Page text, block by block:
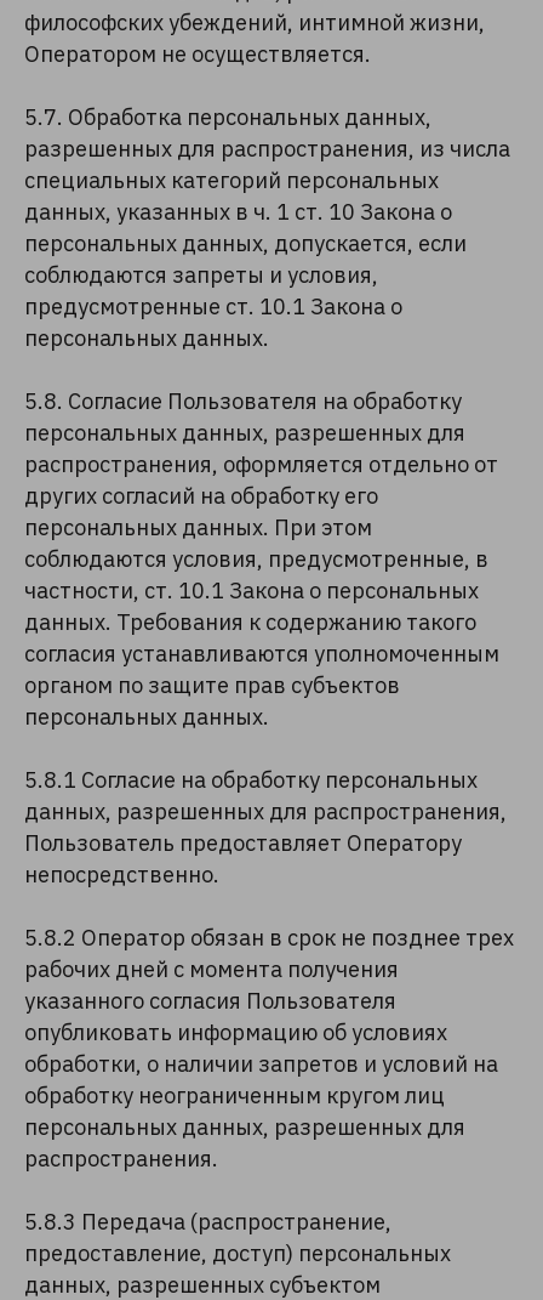
философских убеждений, интимной жизни,
Оператором не осуществляется.
5.7. Обработка персональных данных,
разрешенных для распространения, из числа
специальных категорий персональных
данных, указанных в ч. 1 ст. 10 Закона о
персональных данных, допускается, если
соблюдаются запреты и условия,
предусмотренные ст. 10.1 Закона о
персональных данных.
5.8. Согласие Пользователя на обработку
персональных данных, разрешенных для
распространения, оформляется отдельно от
других согласий на обработку его
персональных данных. При этом
соблюдаются условия, предусмотренные, в
частности, ст. 10.1 Закона о персональных
данных. Требования к содержанию такого
согласия устанавливаются уполномоченным
органом по защите прав субъектов
персональных данных.
5.8.1 Согласие на обработку персональных
данных, разрешенных для распространения,
Пользователь предоставляет Оператору
непосредственно.
5.8.2 Оператор обязан в срок не позднее трех
рабочих дней с момента получения
указанного согласия Пользователя
опубликовать информацию об условиях
обработки, о наличии запретов и условий на
обработку неограниченным кругом лиц
персональных данных, разрешенных для
распространения.
5.8.3 Передача (распространение,
предоставление, доступ) персональных
данных, разрешенных субъектом